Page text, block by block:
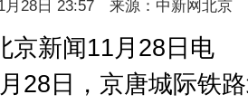
月28日 23:57 来源：中新网北京
新闻11月28日电
28日，京唐城际铁